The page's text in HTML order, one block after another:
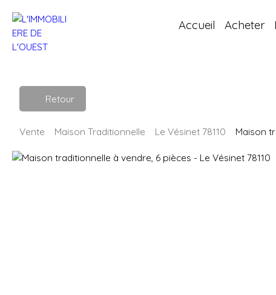
Accueil Acheter
Retour
Vente Maison Traditionnelle Le Vésinet 78110 Maison